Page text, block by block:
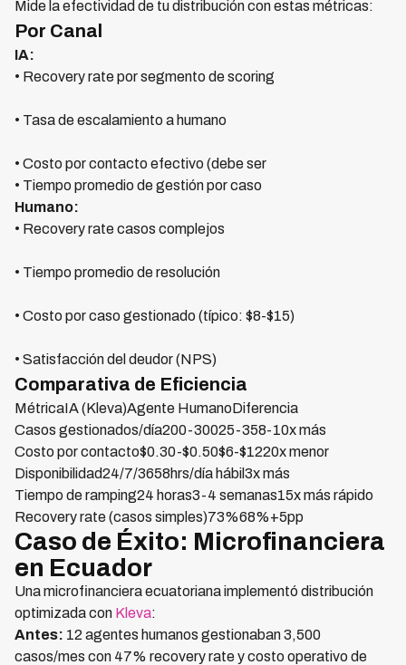
Mide la efectividad de tu distribución con estas métricas:
Por Canal
IA:
• Recovery rate por segmento de scoring
• Tasa de escalamiento a humano
• Costo por contacto efectivo (debe ser
• Tiempo promedio de gestión por caso
Humano:
• Recovery rate casos complejos
• Tiempo promedio de resolución
• Costo por caso gestionado (típico: $8-$15)
• Satisfacción del deudor (NPS)
Comparativa de Eficiencia
MétricaIA (Kleva)Agente HumanoDiferencia
Casos gestionados/día200-30025-358-10x más
Costo por contacto$0.30-$0.50$6-$1220x menor
Disponibilidad24/7/3658hrs/día hábil3x más
Tiempo de ramping24 horas3-4 semanas15x más rápido
Recovery rate (casos simples)73%68%+5pp
Caso de Éxito: Microfinanciera
en Ecuador
Una microfinanciera ecuatoriana implementó distribución
optimizada con Kleva:
Antes: 12 agentes humanos gestionaban 3,500
casos/mes con 47% recovery rate y costo operativo de